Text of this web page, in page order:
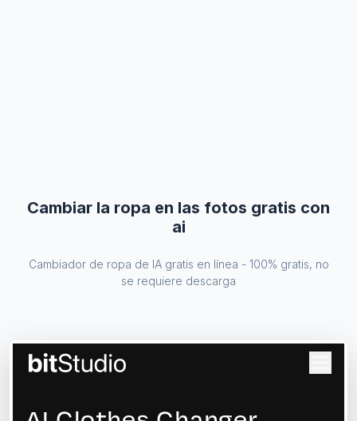
Cambiar la ropa en las fotos gratis con
ai
Cambiador de ropa de IA gratis en línea - 100% gratis, no
se requiere descarga